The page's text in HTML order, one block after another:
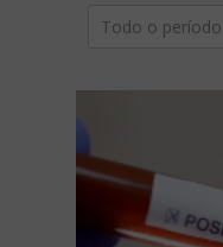
Todo o período